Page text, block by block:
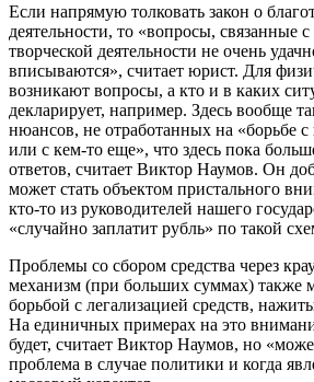
Если напрямую толковать закон о
деятельности, то «вопросы, связанные
творческой деятельности не очень
вписываются», считает юрист. Для
возникают вопросы, а кто и в каких
декларирует, например. Здесь вообще
нюансов, не отработанных на «борьбе
или с кем-то еще», что здесь пока
ответов, считает Виктор Наумов. Он
может стать объектом пристального
кто-то из руководителей нашего
«случайно заплатит рубль» по такой
Проблемы со сбором средства через
механизм (при больших суммах) также
борьбой с легализацией средств,
На единичных примерах на это
будет, считает Виктор Наумов, но
проблема в случае политики и когда